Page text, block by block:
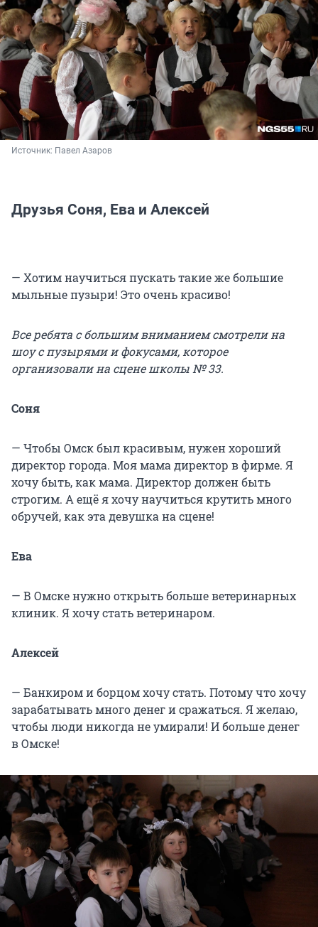
Источник: Павел Азаров
Друзья Соня, Ева и Алексей
— Хотим научиться пускать такие же большие
мыльные пузыри! Это очень красиво!
Все ребята с большим вниманием смотрели на
шоу с пузырями и фокусами, которое
организовали на сцене школы № 33.
Соня
— Чтобы Омск был красивым, нужен хороший
директор города. Моя мама директор в фирме. Я
хочу быть, как мама. Директор должен быть
строгим. А ещё я хочу научиться крутить много
обручей, как эта девушка на сцене!
Ева
— В Омске нужно открыть больше ветеринарных
клиник. Я хочу стать ветеринаром.
Алексей
— Банкиром и борцом хочу стать. Потому что хочу
зарабатывать много денег и сражаться. Я желаю,
чтобы люди никогда не умирали! И больше денег
в Омске!